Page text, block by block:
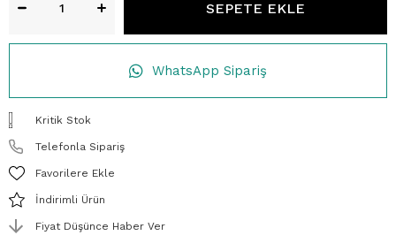
WhatsApp Sipariş
Kritik Stok
Telefonla Sipariş
Favorilere Ekle
İndirimli Ürün
Fiyat Düşünce Haber Ver